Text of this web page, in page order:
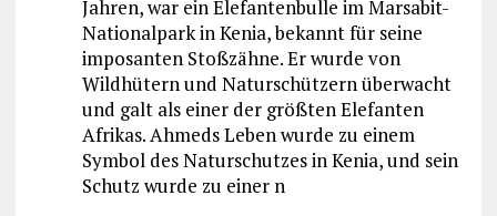
Jahren, war ein Elefantenbulle im Marsabit-
Nationalpark in Kenia, bekannt für seine
imposanten Stoßzähne. Er wurde von
Wildhütern und Naturschützern überwacht
und galt als einer der größten Elefanten
Afrikas. Ahmeds Leben wurde zu einem
Symbol des Naturschutzes in Kenia, und sein
Schutz wurde zu einer n